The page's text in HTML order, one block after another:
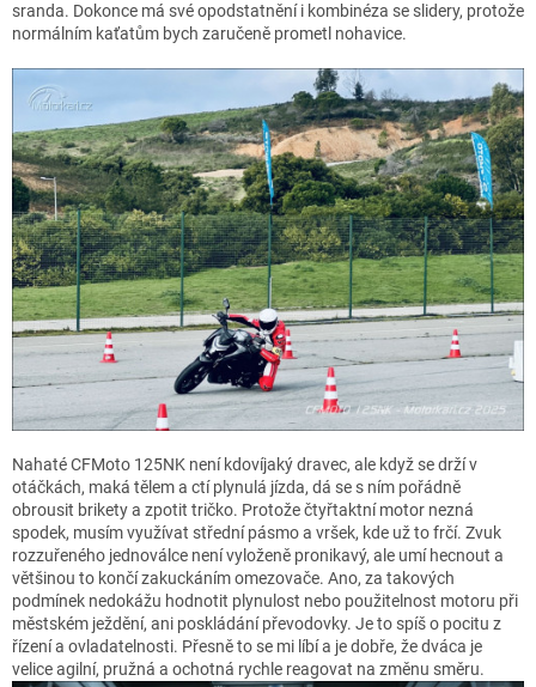
sranda. Dokonce má své opodstatnění i kombinéza se slidery, protože
normálním kaťatům bych zaručeně prometl nohavice.
Nahaté CFMoto 125NK není kdovíjaký dravec, ale když se drží v
otáčkách, maká tělem a ctí plynulá jízda, dá se s ním pořádně
obrousit brikety a zpotit tričko. Protože čtyřtaktní motor nezná
spodek, musím využívat střední pásmo a vršek, kde už to frčí. Zvuk
rozzuřeného jednoválce není vyloženě pronikavý, ale umí hecnout a
většinou to končí zakuckáním omezovače. Ano, za takových
podmínek nedokážu hodnotit plynulost nebo použitelnost motoru při
městském ježdění, ani poskládání převodovky. Je to spíš o pocitu z
řízení a ovladatelnosti. Přesně to se mi líbí a je dobře, že dváca je
velice agilní, pružná a ochotná rychle reagovat na změnu směru.